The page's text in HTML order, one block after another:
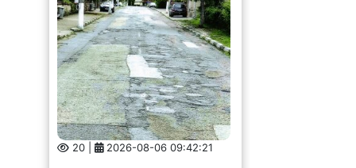
20 | 2026-08-06 09:42:21
Община Георги Дамяново внесе
до Министерството на
регионалното развитие и